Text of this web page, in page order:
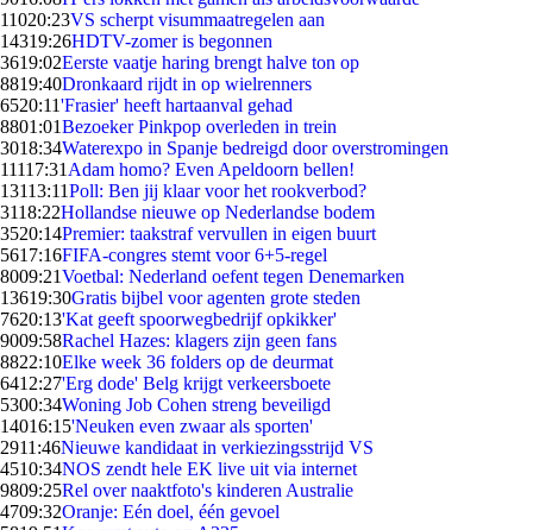
11020:23VS scherpt visummaatregelen aan
14319:26HDTV-zomer is begonnen
3619:02Eerste vaatje haring brengt halve ton op
8819:40Dronkaard rijdt in op wielrenners
6520:11'Frasier' heeft hartaanval gehad
8801:01Bezoeker Pinkpop overleden in trein
3018:34Waterexpo in Spanje bedreigd door overstromingen
11117:31 Adam homo? Even Apeldoorn bellen!
13113:11Poll: Ben jij klaar voor het rookverbod?
3118:22Hollandse nieuwe op Nederlandse bodem
3520:14Premier: taakstraf vervullen in eigen buurt
5617:16FIFA-congres stemt voor 6+5-regel
8009:21Voetbal: Nederland oefent tegen Denemarken
13619:30Gratis bijbel voor agenten grote steden
7620:13'Kat geeft spoorwegbedrijf opkikker'
9009:58Rachel Hazes: klagers zijn geen fans
8822:10Elke week 36 folders op de deurmat
6412:27'Erg dode' Belg krijgt verkeersboete
5300:34Woning Job Cohen streng beveiligd
14016:15'Neuken even zwaar als sporten'
2911:46Nieuwe kandidaat in verkiezingsstrijd VS
4510:34NOS zendt hele EK live uit via internet
9809:25Rel over naaktfoto's kinderen Australie
4709:32Oranje: Eén doel, één gevoel